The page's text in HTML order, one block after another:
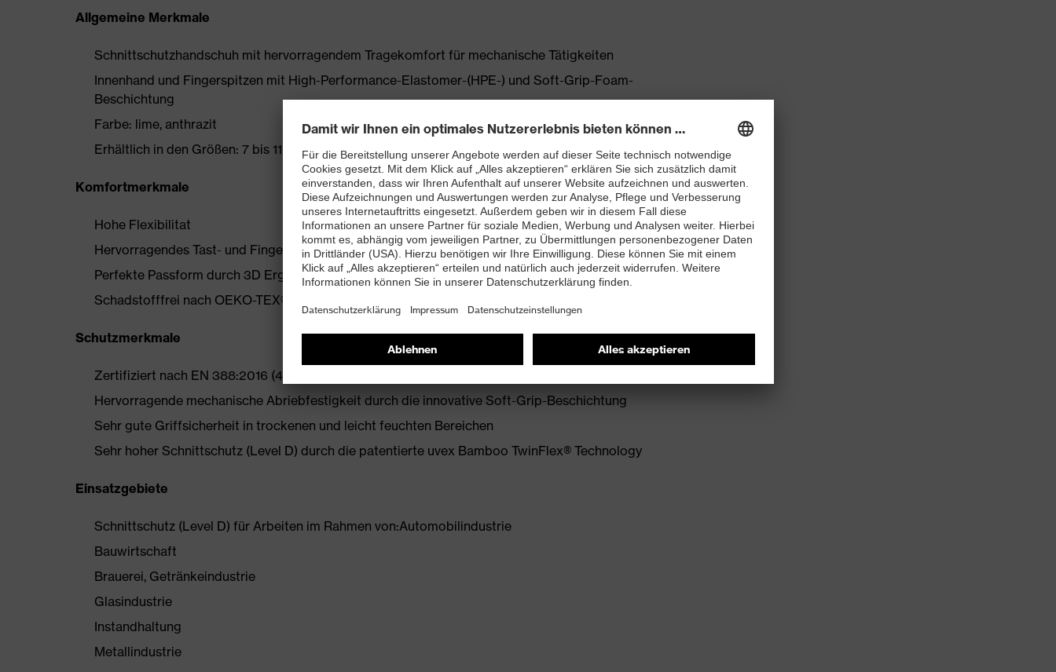
Allgemeine Merkmale
Schnittschutzhandschuh mit hervorragendem Tragekomfort für mechanische Tätigkeiten
Innenhand und Fingerspitzen mit High-Performance-Elastomer-(HPE-) und Soft-Grip-Foam-
Beschichtung
Farbe: lime, anthrazit
Erhältlich in den Größen: 7 bis 11
Komfortmerkmale
Hohe Flexibilitat
Hervorragendes Tast- und Fingerspitzengefühl bei der Montage von Teilen
Perfekte Passform durch 3D Ergo Technology
Schadstofffrei nach OEKO-TEX® Standard 100
Schutzmerkmale
Zertifiziert nach EN 388:2016 (4 X 4 2 D)
Hervorragende mechanische Abriebfestigkeit durch die innovative Soft-Grip-Beschichtung
Sehr gute Griffsicherheit in trockenen und leicht feuchten Bereichen
Sehr hoher Schnittschutz (Level D) durch die patentierte uvex Bamboo TwinFlex® Technology
Einsatzgebiete
Schnittschutz (Level D) für Arbeiten im Rahmen von:Automobilindustrie
Bauwirtschaft
Brauerei, Getränkeindustrie
Glasindustrie
Instandhaltung
Metallindustrie